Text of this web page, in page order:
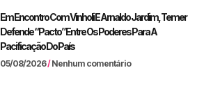
Em Encontro Com Vinholi E Arnaldo Jardim, Temer
Defende “pacto” Entre Os Poderes Para A
Pacificação Do País
05/08/2026 Nenhum comentário